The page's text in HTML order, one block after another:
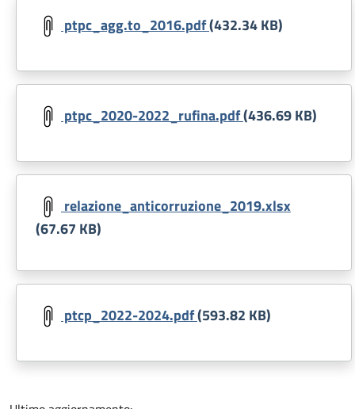
ptpc_agg.to_2016.pdf(432.34 KB)
ptpc_2020-2022_rufina.pdf(436.69 KB)
relazione_anticorruzione_2019.xlsx
(67.67 KB)
ptcp_2022-2024.pdf(593.82 KB)